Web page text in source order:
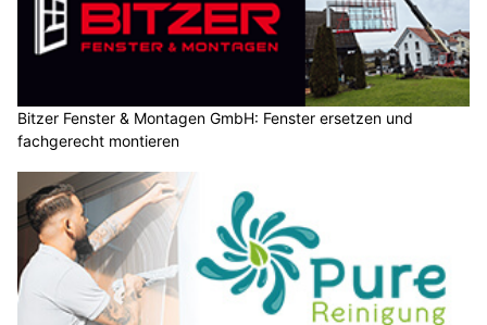
Bitzer Fenster & Montagen GmbH: Fenster ersetzen und
fachgerecht montieren